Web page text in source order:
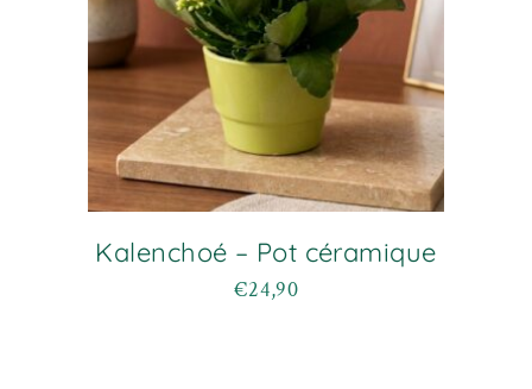
Kalenchoé – Pot céramique
€24,90